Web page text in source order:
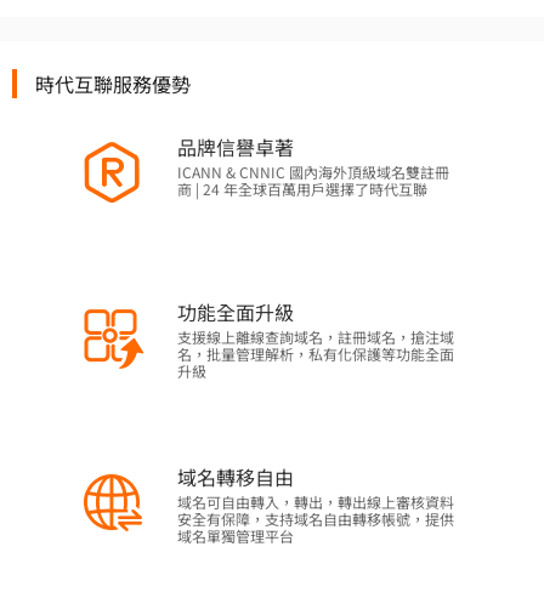
時代互聯服務優勢
品牌信譽卓著
ICANN & CNNIC 國內海外頂級域名雙註冊
商 | 24 年全球百萬用戶選擇了時代互聯
功能全面升級
支援線上離線查詢域名，註冊域名，搶注域
名，批量管理解析，私有化保護等功能全面
升級
域名轉移自由
域名可自由轉入，轉出，轉出線上審核資料
安全有保障，支持域名自由轉移帳號，提供
域名單獨管理平台